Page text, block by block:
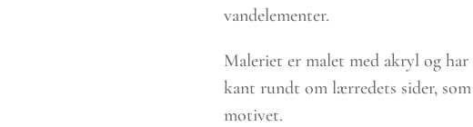
vandelementer.
Maleriet er malet med akryl og
kant rundt om lærredets sider,
motivet.